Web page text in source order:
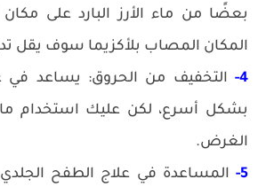
بعضًا من ماء الأرز البارد على
المكان المصاب بلأكزيما سوف يقل
4-
التخفيف من الحروق: يساعد في
بشكل أسرع، لكن عليك استخدام ماء
الغرض.
5-
المساعدة في علاج الطفح